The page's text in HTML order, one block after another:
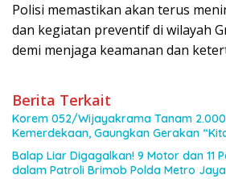
Polisi memastikan akan terus
dan kegiatan preventif di wilayah
demi menjaga keamanan dan
Berita Terkait
Korem 052/Wijayakrama Tanam
Kemerdekaan, Gaungkan Gerakan
Balap Liar Digagalkan! 9 Motor dan 11
dalam Patroli Brimob Polda Metro Jaya